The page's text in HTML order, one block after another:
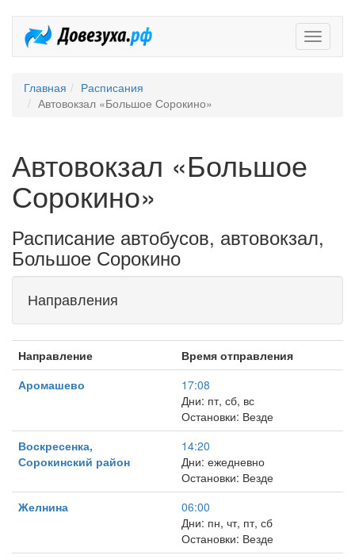
Главная
Расписания
Автовокзал «Большое Сорокино»
Автовокзал «Большое
Сорокино»
Расписание автобусов, автовокзал,
Большое Сорокино
Направления
Направление
Время отправления
Аромашево
17:08
Дни: пт, сб, вс
Остановки: Везде
Воскресенка,
Сорокинский район
14:20
Дни: ежедневно
Остановки: Везде
Желнина
06:00
Дни: пн, чт, пт, сб
Остановки: Везде